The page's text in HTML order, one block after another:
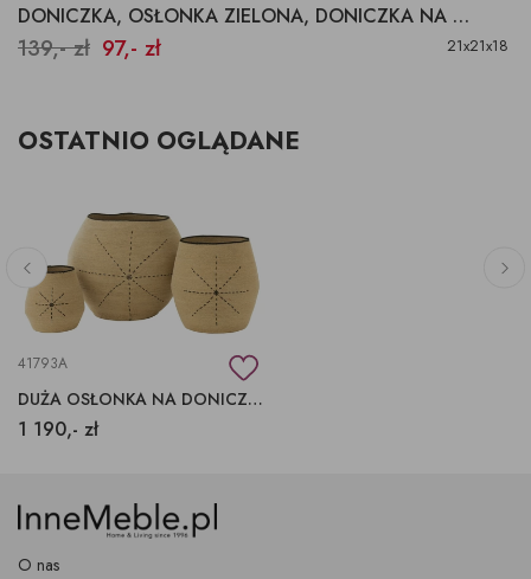
DONICZKA, OSŁONKA ZIELONA, DONICZKA NA KWIATKI, OSŁONKA CERAMICZNA
139,- zł 97,- zł 21x21x18
OSTATNIO OGLĄDANE
41793A
DUŻA OSŁONKA NA DONICZKĘ MOCHA MOUSSE
1 190,- zł
O nas